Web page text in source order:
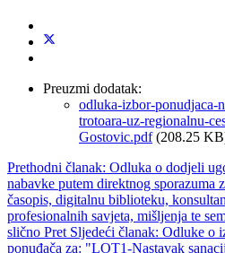
Preuzmi dodatak:
odluka-izbor-ponudjaca-
trotoara-uz-regionalnu-
Gostovic.pdf(208.25
Prethodni članak: Odluka o dodjeli
nabavke putem direktnog sporazuma
časopis, digitalnu biblioteku,
profesionalnih savjeta, mišljenja te
slično Pret Sljedeći članak: Odluke o
ponuđača za: "LOT1-Nastavak